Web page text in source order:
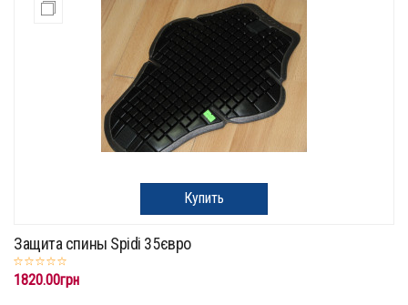
Купить
Защита спины Spidi 35євро
1820.00грн